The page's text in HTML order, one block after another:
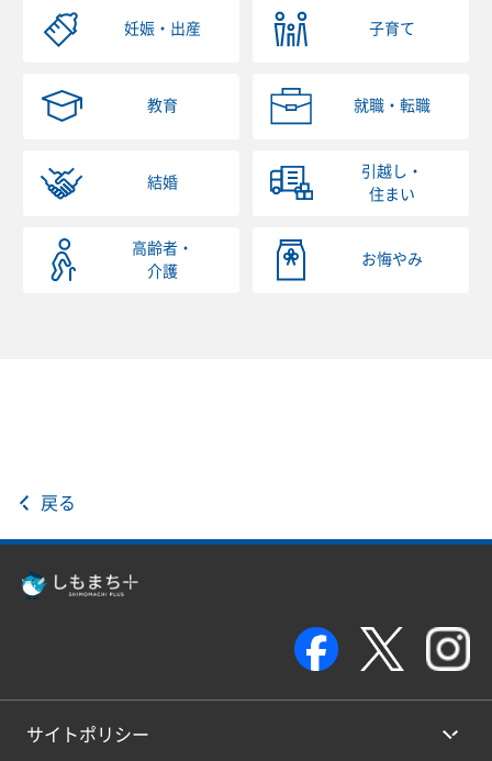
妊娠・出産 子育て
教育 就職・転職
結婚
引越し・
住まい
高齢者・
介護
お悔やみ
戻る
サイトポリシー